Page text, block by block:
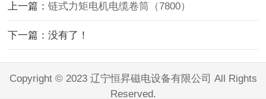
上一篇：链式力矩电机电缆卷筒（7800）
下一篇：没有了！
Copyright © 2023 辽宁恒昇磁电设备有限公司 All Rights
Reserved.